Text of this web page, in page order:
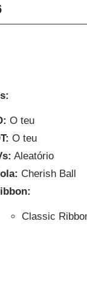
O teu
O teu
Aleatório
Cherish Ball
Classic